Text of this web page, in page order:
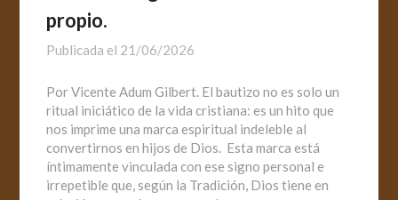
propio.
Publicada el 21/06/2026
Por Vicente Adum Gilbert. El bautizo no es solo un
ritual iniciático de la vida cristiana: es un hito que
nos imprime una marca espiritual indeleble al
convertirnos en hijos de Dios. Esta marca está
íntimamente vinculada con ese signo personal e
irrepetible que, según la Tradición, Dios tiene en